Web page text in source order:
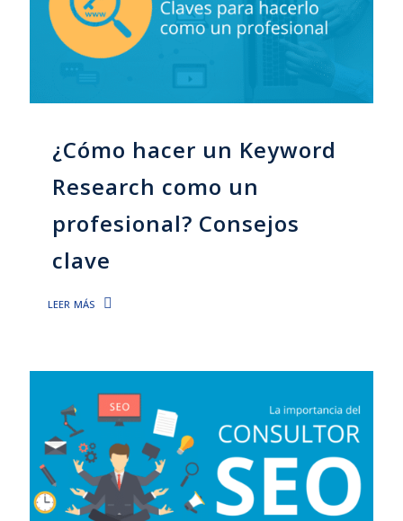
¿Cómo hacer un Keyword
Research como un
profesional? Consejos
clave
leer más